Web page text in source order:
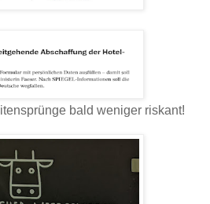
bald weniger riskant!